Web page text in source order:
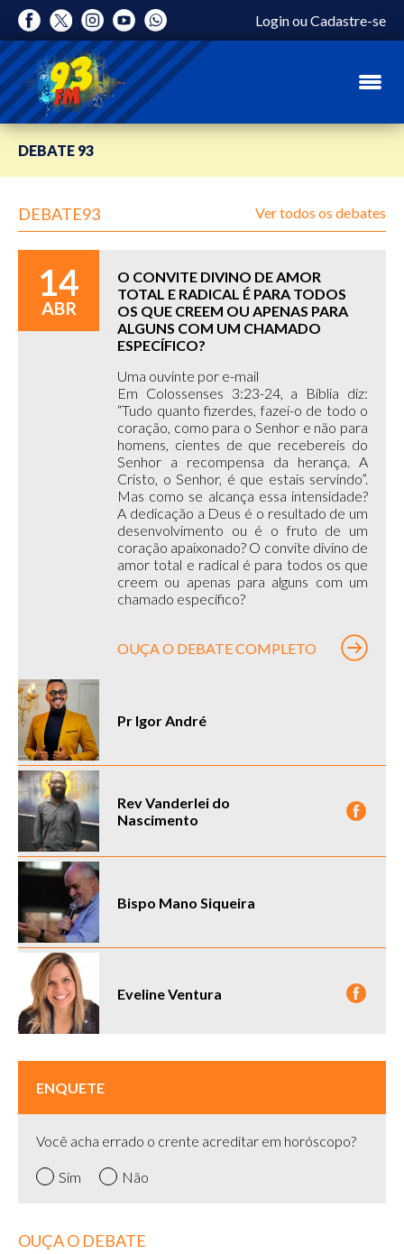
LoginouCadastre-se
DEBATE 93
DEBATE93 Ver todos os debates
14
ABR
O CONVITE DIVINO DE AMOR
TOTAL E RADICAL É PARA TODOS
OS QUE CREEM OU APENAS PARA
ALGUNS COM UM CHAMADO
ESPECÍFICO?
Uma ouvinte por e-mail
Em Colossenses 3:23-24, a Bíblia diz:
“Tudo quanto fizerdes, fazei-o de todo o
coração, como para o Senhor e não para
homens, cientes de que recebereis do
Senhor a recompensa da herança. A
Cristo, o Senhor, é que estais servindo”.
Mas como se alcança essa intensidade?
A dedicação a Deus é o resultado de um
desenvolvimento ou é o fruto de um
coração apaixonado? O convite divino de
amor total e radical é para todos os que
creem ou apenas para alguns com um
chamado específico?
OUÇA O DEBATE COMPLETO
Pr Igor André
Rev Vanderlei do
Nascimento
Bispo Mano Siqueira
Eveline Ventura
ENQUETE
Você acha errado o crente acreditar em horóscopo?
Sim Não
OUÇA O DEBATE